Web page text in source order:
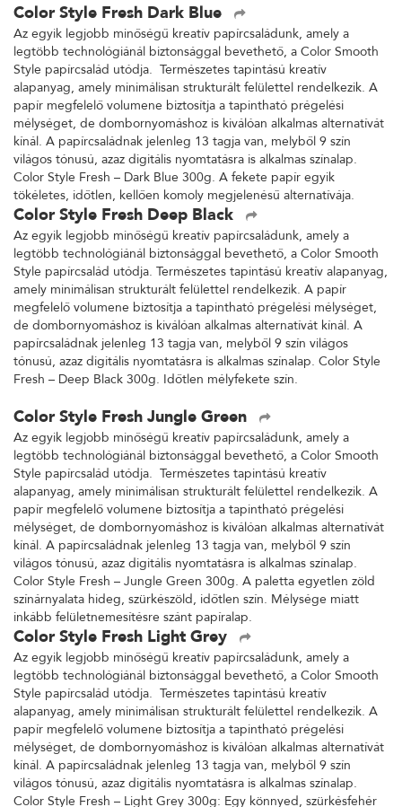
Color Style Fresh Dark Blue
Az egyik legjobb minőségű kreatív papírcsaládunk, amely a
legtöbb technológiánál biztonsággal bevethető, a Color Smooth
Style papírcsalád utódja. Természetes tapintású kreatív
alapanyag, amely minimálisan strukturált felülettel rendelkezik. A
papír megfelelő volumene biztosítja a tapintható prégelési
mélységet, de dombornyomáshoz is kiválóan alkalmas alternatívát
kínál. A papírcsaládnak jelenleg 13 tagja van, melyből 9 szín
világos tónusú, azaz digitális nyomtatásra is alkalmas színalap.
Color Style Fresh – Dark Blue 300g. A fekete papír egyik
tökéletes, időtlen, kellően komoly megjelenésű alternatívája.
Color Style Fresh Deep Black
Az egyik legjobb minőségű kreatív papírcsaládunk, amely a
legtöbb technológiánál biztonsággal bevethető, a Color Smooth
Style papírcsalád utódja. Természetes tapintású kreatív alapanyag,
amely minimálisan strukturált felülettel rendelkezik. A papír
megfelelő volumene biztosítja a tapintható prégelési mélységet,
de dombornyomáshoz is kiválóan alkalmas alternatívát kínál. A
papírcsaládnak jelenleg 13 tagja van, melyből 9 szín világos
tónusú, azaz digitális nyomtatásra is alkalmas színalap. Color Style
Fresh – Deep Black 300g. Időtlen mélyfekete szín.
Color Style Fresh Jungle Green
Az egyik legjobb minőségű kreatív papírcsaládunk, amely a
legtöbb technológiánál biztonsággal bevethető, a Color Smooth
Style papírcsalád utódja. Természetes tapintású kreatív
alapanyag, amely minimálisan strukturált felülettel rendelkezik. A
papír megfelelő volumene biztosítja a tapintható prégelési
mélységet, de dombornyomáshoz is kiválóan alkalmas alternatívát
kínál. A papírcsaládnak jelenleg 13 tagja van, melyből 9 szín
világos tónusú, azaz digitális nyomtatásra is alkalmas színalap.
Color Style Fresh – Jungle Green 300g. A paletta egyetlen zöld
színárnyalata hideg, szürkészöld, időtlen szín. Mélysége miatt
inkább felületnemesítésre szánt papíralap.
Color Style Fresh Light Grey
Az egyik legjobb minőségű kreatív papírcsaládunk, amely a
legtöbb technológiánál biztonsággal bevethető, a Color Smooth
Style papírcsalád utódja. Természetes tapintású kreatív
alapanyag, amely minimálisan strukturált felülettel rendelkezik. A
papír megfelelő volumene biztosítja a tapintható prégelési
mélységet, de dombornyomáshoz is kiválóan alkalmas alternatívát
kínál. A papírcsaládnak jelenleg 13 tagja van, melyből 9 szín
világos tónusú, azaz digitális nyomtatásra is alkalmas színalap.
Color Style Fresh – Light Grey 300g: Egy könnyed, szürkésfehér